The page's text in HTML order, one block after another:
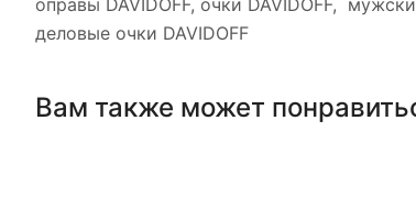
оправы DAVIDOFF, очки DAVIDOFF,
деловые очки DAVIDOFF
Вам также может